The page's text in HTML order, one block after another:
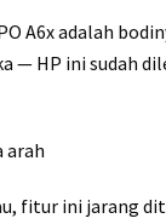
A6x adalah
— HP ini sudah
arah
fitur ini jarang